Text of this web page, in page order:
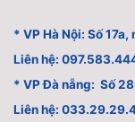
* VP Hà Nội: Số
Liên hệ:
* VP Đà nẵng: Số
Liên hệ: